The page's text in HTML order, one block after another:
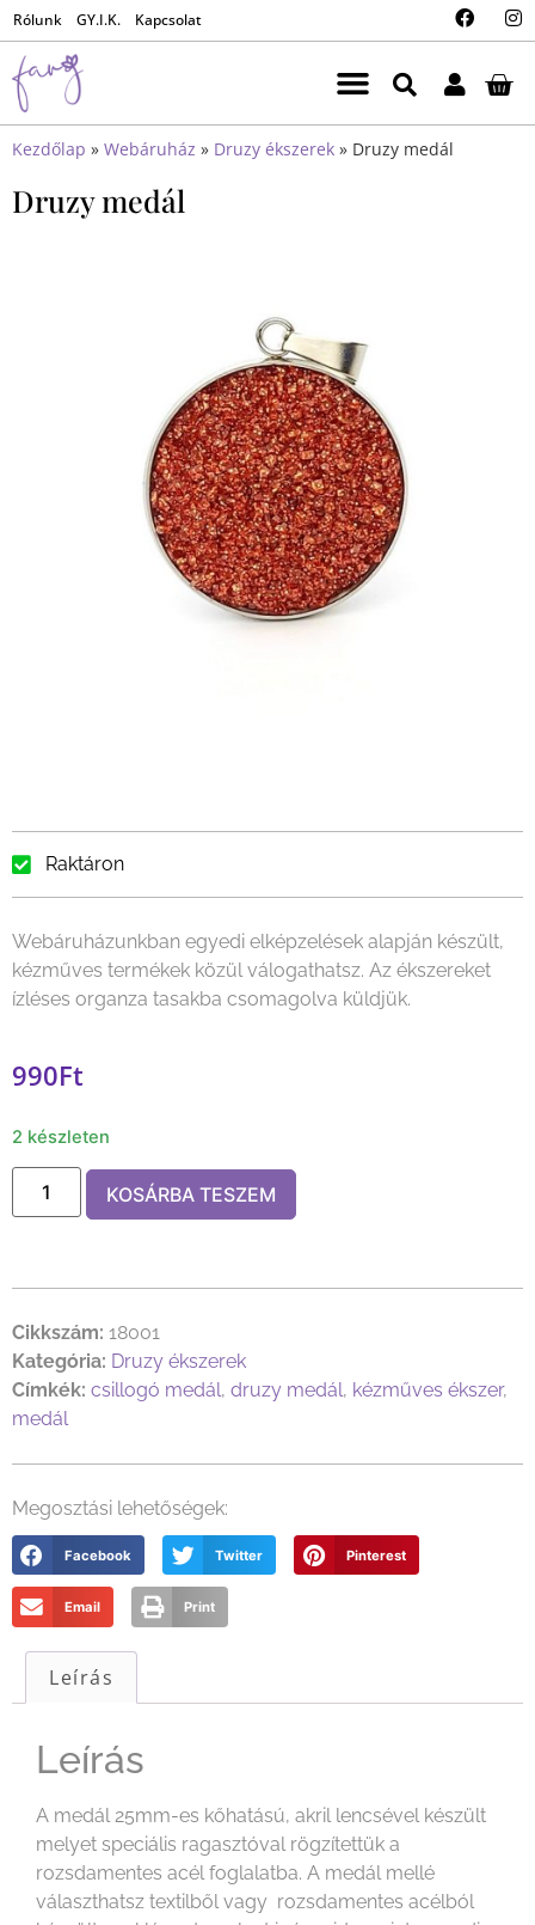
Rólunk GY.I.K. Kapcsolat
Kezdőlap » Webáruház » Druzy ékszerek » Druzy medál
Druzy medál
Raktáron
Webáruházunkban egyedi elképzelések alapján készült,
kézműves termékek közül válogathatsz. Az ékszereket
ízléses organza tasakba csomagolva küldjük.
990Ft
2 készleten
KOSÁRBA TESZEM
Cikkszám: 18001
Kategória: Druzy ékszerek
Címkék: csillogó medál, druzy medál, kézműves ékszer,
medál
Megosztási lehetőségek:
Facebook Twitter Pinterest
Email Print
Leírás
Leírás
A medál 25mm-es kőhatású, akril lencsével készült
melyet speciális ragasztóval rögzítettük a
rozsdamentes acél foglalatba. A medál mellé
választhatsz textilből vagy rozsdamentes acélból